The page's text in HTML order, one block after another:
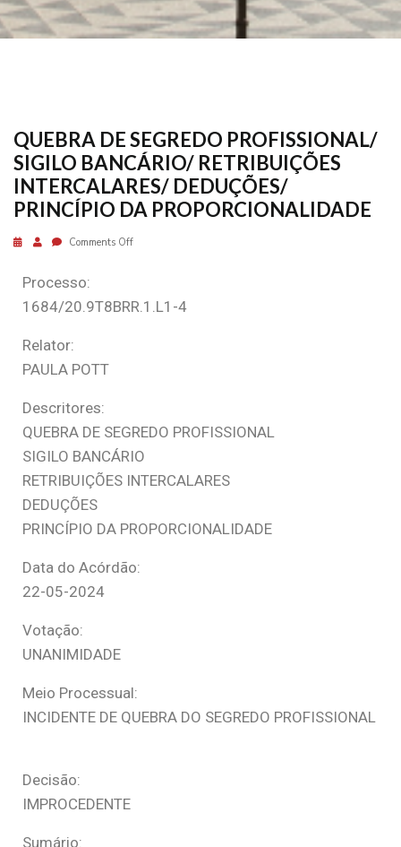
QUEBRA DE SEGREDO PROFISSIONAL/
SIGILO BANCÁRIO/ RETRIBUIÇÕES
INTERCALARES/ DEDUÇÕES/
PRINCÍPIO DA PROPORCIONALIDADE
Comments Off
Processo:
1684/20.9T8BRR.1.L1-4
Relator:
PAULA POTT
Descritores:
QUEBRA DE SEGREDO PROFISSIONAL
SIGILO BANCÁRIO
RETRIBUIÇÕES INTERCALARES
DEDUÇÕES
PRINCÍPIO DA PROPORCIONALIDADE
Data do Acórdão:
22-05-2024
Votação:
UNANIMIDADE
Meio Processual:
INCIDENTE DE QUEBRA DO SEGREDO PROFISSIONAL
Decisão:
IMPROCEDENTE
Sumário: